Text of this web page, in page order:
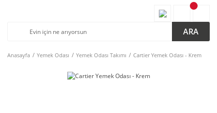
ARA
Anasayfa Yemek Odası Yemek Odası Takımı Cartier Yemek Odası - Krem